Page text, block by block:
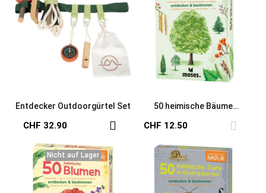
Entdecker Outdoorgürtel Set
CHF 32.90
50 heimische Bäume
CHF 12.50
Nicht auf Lager
Nicht auf Lager